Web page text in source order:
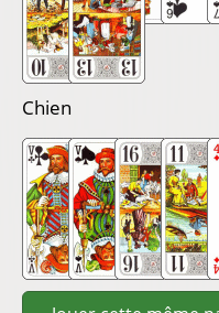
Chien